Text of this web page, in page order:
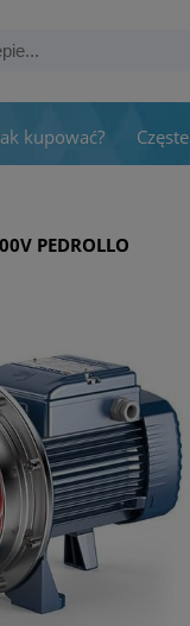
kupować?
PEDROLLO